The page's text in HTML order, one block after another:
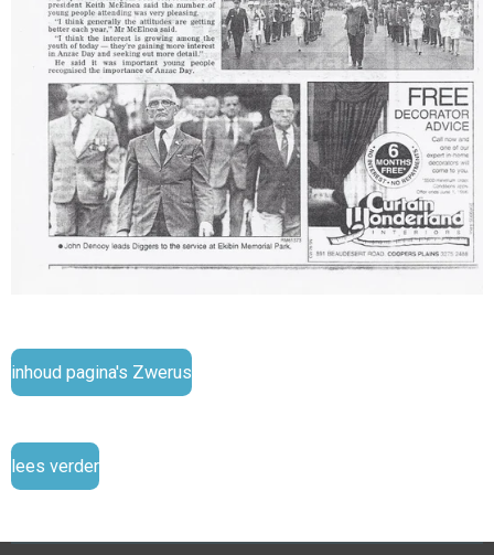
inhoud pagina's Zwerus
lees verder